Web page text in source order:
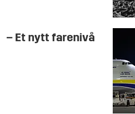
– Et nytt farenivå